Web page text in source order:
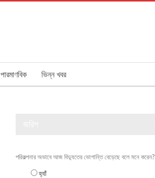
পারমাণবিক ভিন্ন খবর
পরিকল্পনার অভাবে আজ বিদ্যুতের ভোগান্তি বেড়েছে বলে মনে করেন?
হ্যাঁ